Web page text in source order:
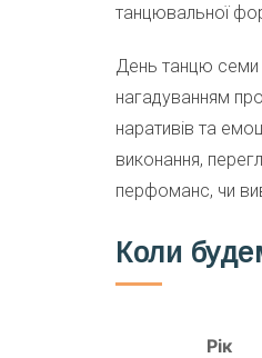
танцювальної
День танцю семи
нагадуванням
наративів та
виконання,
перфоманс, чи
Коли
Рік